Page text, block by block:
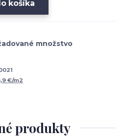
košíka
€/m2
produkty